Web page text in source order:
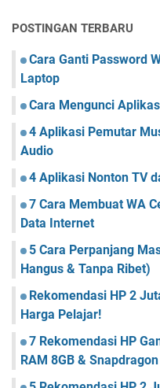
POSTINGAN TERBARU
Cara Ganti Password
Laptop
Cara Mengunci
4 Aplikasi Pemutar
Audio
4 Aplikasi Nonton TV
7 Cara Membuat WA
Data Internet
5 Cara Perpanjang
Hangus & Tanpa Ribet)
Rekomendasi HP 2
Harga Pelajar!
7 Rekomendasi HP
RAM 8GB & Snapdragon